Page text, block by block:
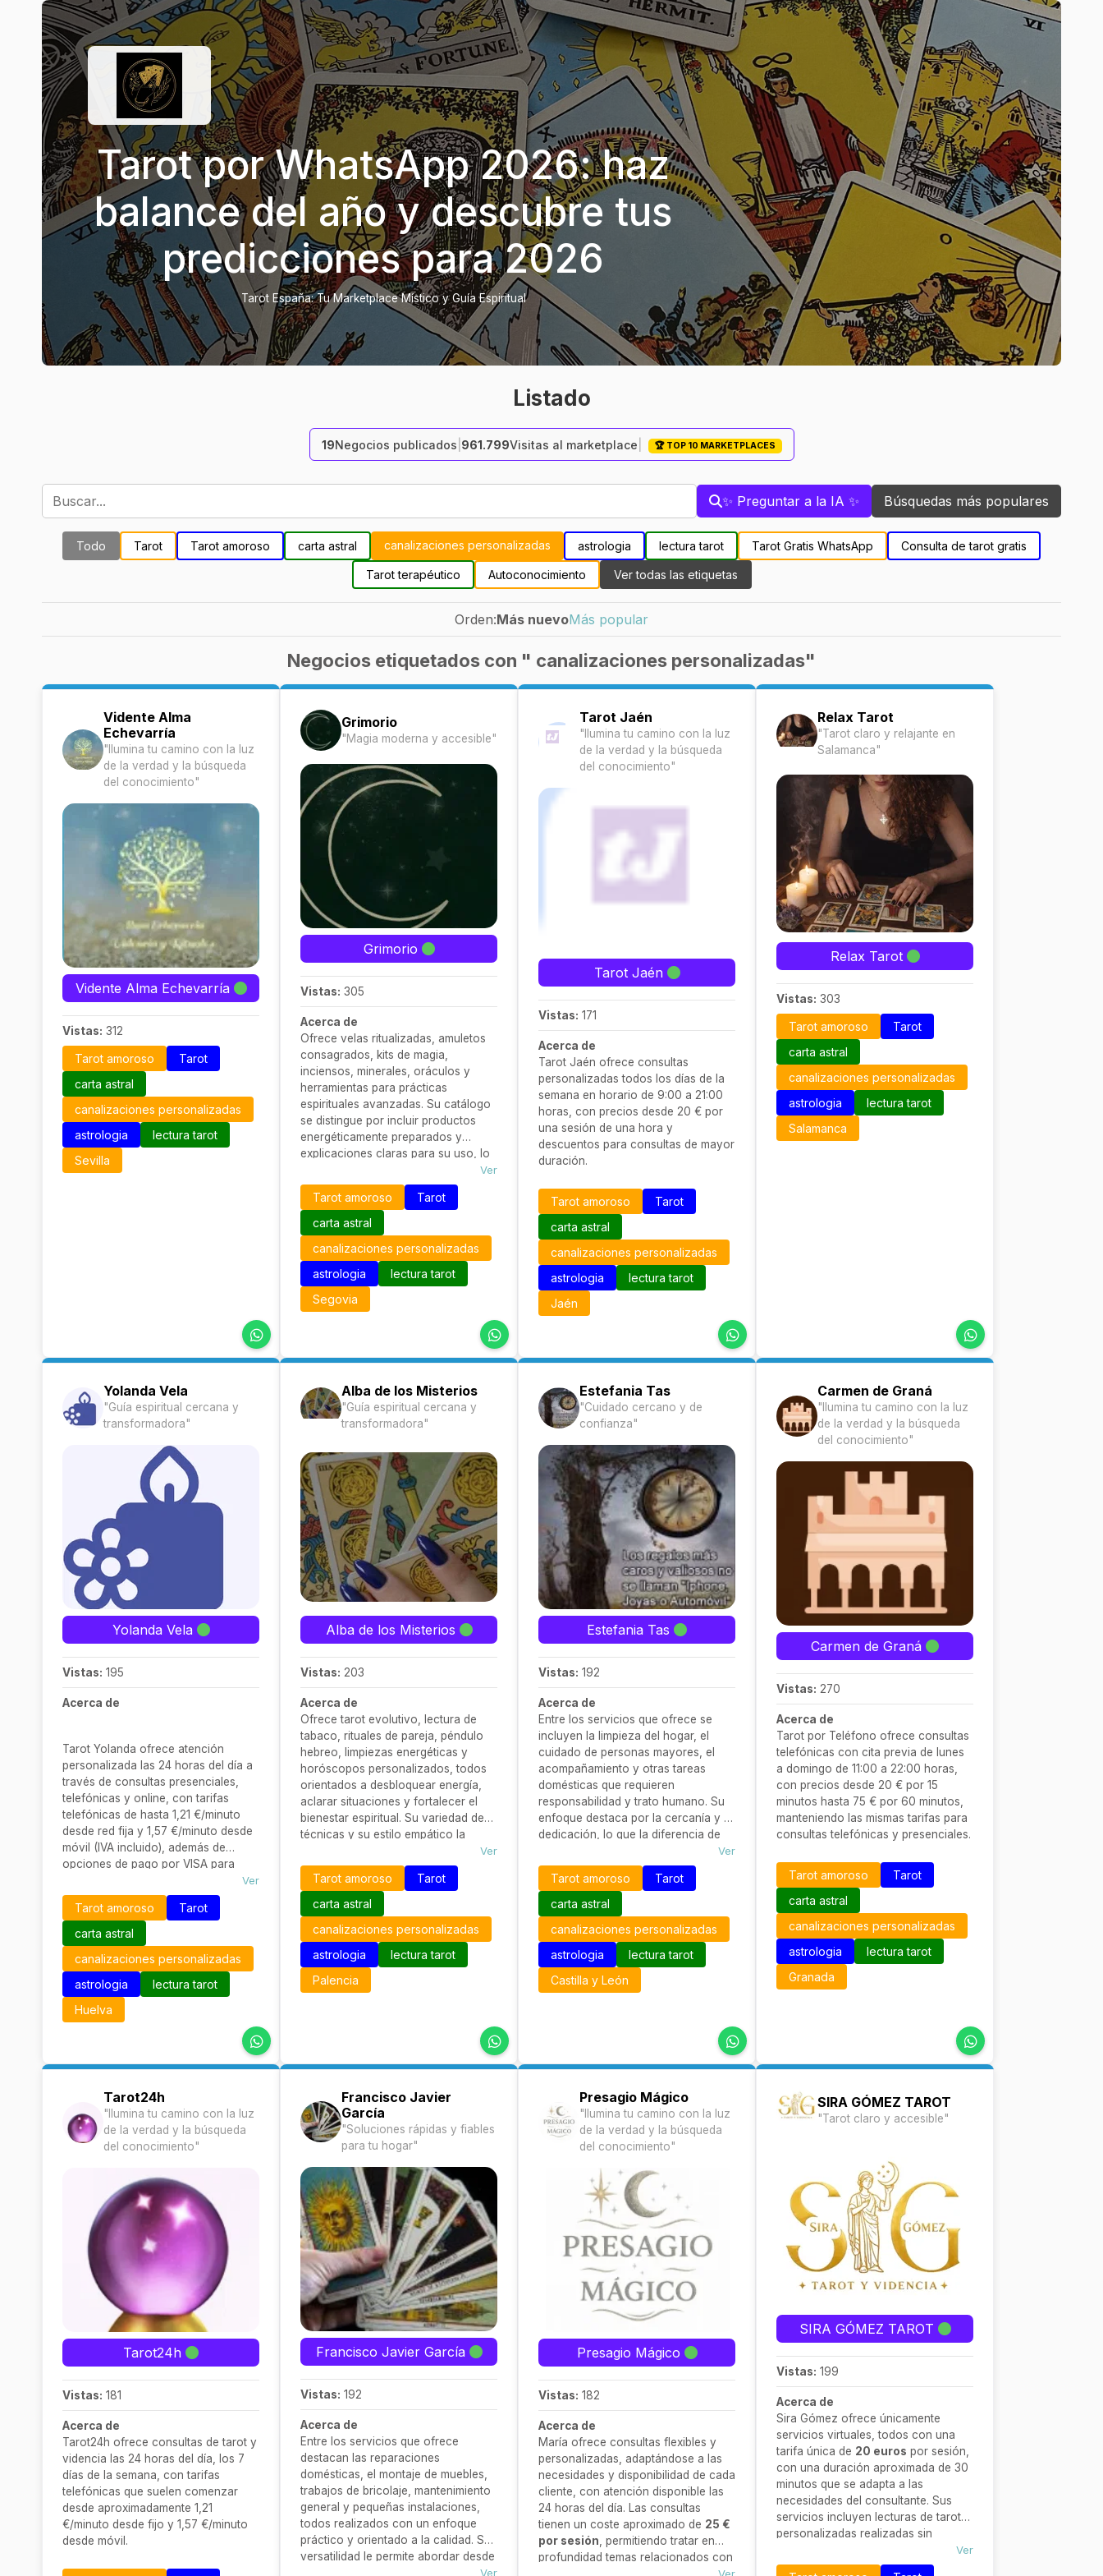
Tarot por WhatsApp 2026: haz
balance del año y descubre tus
predicciones para 2026
Tarot España: Tu Marketplace Místico y Guía Espiritual
Listado
19Negocios publicados 961.799Visitas al marketplace 🏆 TOP 10 MARKETPLACES
✨ Preguntar a la IA ✨ Búsquedas más populares
Todo Tarot Tarot amoroso carta astral canalizaciones personalizadas astrologia lectura tarot Tarot Gratis WhatsApp Consulta de tarot gratis
Tarot terapéutico Autoconocimiento Ver todas las etiquetas
Orden:Más nuevoMás popular
Negocios etiquetados con " canalizaciones personalizadas"
Vidente Alma
Echevarría
"Ilumina tu camino con la luz
de la verdad y la búsqueda
del conocimiento"
Vidente Alma Echevarría
Vistas: 312
Tarot amoroso
Tarot
carta astral
canalizaciones personalizadas
astrologia
lectura tarot
Sevilla
Grimorio
"Magia moderna y accesible"
Grimorio
Vistas: 305
Acerca de
Ofrece velas ritualizadas, amuletos
consagrados, kits de magia,
inciensos, minerales, oráculos y
herramientas para prácticas
espirituales avanzadas. Su catálogo
se distingue por incluir productos
energéticamente preparados y
explicaciones claras para su uso, lo
como a practicantes experimentados
realizar rituales efectivos y
personalizados.
Ver
Tarot amoroso
Tarot
carta astral
canalizaciones personalizadas
astrologia
lectura tarot
Segovia
Tarot Jaén
"Ilumina tu camino con la luz
de la verdad y la búsqueda
del conocimiento"
Tarot Jaén
Vistas: 171
Acerca de
Tarot Jaén ofrece consultas
personalizadas todos los días de la
semana en horario de 9:00 a 21:00
horas, con precios desde 20 € por
una sesión de una hora y
descuentos para consultas de mayor
duración.
Tarot amoroso
Tarot
carta astral
canalizaciones personalizadas
astrologia
lectura tarot
Jaén
Relax Tarot
"Tarot claro y relajante en
Salamanca"
Relax Tarot
Vistas: 303
Tarot amoroso
Tarot
carta astral
canalizaciones personalizadas
astrologia
lectura tarot
Salamanca
Yolanda Vela
"Guía espiritual cercana y
transformadora"
Yolanda Vela
Vistas: 195
Acerca de
Tarot Yolanda ofrece atención
personalizada las 24 horas del día a
través de consultas presenciales,
telefónicas y online, con tarifas
telefónicas de hasta 1,21 €/minuto
desde red fija y 1,57 €/minuto desde
móvil (IVA incluido), además de
opciones de pago por VISA para
Ver
Tarot amoroso
Tarot
carta astral
canalizaciones personalizadas
astrologia
lectura tarot
Huelva
Alba de los Misterios
"Guía espiritual cercana y
transformadora"
Alba de los Misterios
Vistas: 203
Acerca de
Ofrece tarot evolutivo, lectura de
tabaco, rituales de pareja, péndulo
hebreo, limpiezas energéticas y
horóscopos personalizados, todos
orientados a desbloquear energía,
aclarar situaciones y fortalecer el
bienestar espiritual. Su variedad de
técnicas y su estilo empático la
para quienes buscan apoyo
espiritual serio.
Ver
Tarot amoroso
Tarot
carta astral
canalizaciones personalizadas
astrologia
lectura tarot
Palencia
Estefania Tas
"Cuidado cercano y de
confianza"
Estefania Tas
Vistas: 192
Acerca de
Entre los servicios que ofrece se
incluyen la limpieza del hogar, el
cuidado de personas mayores, el
acompañamiento y otras tareas
domésticas que requieren
responsabilidad y trato humano. Su
enfoque destaca por la cercanía y la
dedicación, lo que la diferencia de
convierte en una ayuda valiosa para
familias que buscan confianza y
estabilidad en el día a día.
Ver
Tarot amoroso
Tarot
carta astral
canalizaciones personalizadas
astrologia
lectura tarot
Castilla y León
Carmen de Graná
"Ilumina tu camino con la luz
de la verdad y la búsqueda
del conocimiento"
Carmen de Graná
Vistas: 270
Acerca de
Tarot por Teléfono ofrece consultas
telefónicas con cita previa de lunes
a domingo de 11:00 a 22:00 horas,
con precios desde 20 € por 15
minutos hasta 75 € por 60 minutos,
manteniendo las mismas tarifas para
consultas telefónicas y presenciales.
Tarot amoroso
Tarot
carta astral
canalizaciones personalizadas
astrologia
lectura tarot
Granada
Tarot24h
"Ilumina tu camino con la luz
de la verdad y la búsqueda
del conocimiento"
Tarot24h
Vistas: 181
Acerca de
Tarot24h ofrece consultas de tarot y
videncia las 24 horas del día, los 7
días de la semana, con tarifas
telefónicas que suelen comenzar
desde aproximadamente 1,21
€/minuto desde fijo y 1,57 €/minuto
desde móvil.
Francisco Javier
García
"Soluciones rápidas y fiables
para tu hogar"
Francisco Javier García
Vistas: 192
Acerca de
Entre los servicios que ofrece
destacan las reparaciones
domésticas, el montaje de muebles,
trabajos de bricolaje, mantenimiento
general y pequeñas instalaciones,
todos realizados con un enfoque
práctico y orientado a la calidad. Su
versatilidad le permite abordar desde
tareas sencillas hasta trabajos másVer
Presagio Mágico
"Ilumina tu camino con la luz
de la verdad y la búsqueda
del conocimiento"
Presagio Mágico
Vistas: 182
Acerca de
María ofrece consultas flexibles y
personalizadas, adaptándose a las
necesidades y disponibilidad de cada
cliente, con atención disponible las
24 horas del día. Las consultas
tienen un coste aproximado de 25 €
por sesión , permitiendo tratar en
profundidad temas relacionados con
SIRA GÓMEZ TAROT
"Tarot claro y accesible"
SIRA GÓMEZ TAROT
Vistas: 199
Acerca de
Sira Gómez ofrece únicamente
servicios virtuales, todos con una
tarifa única de 20 euros por sesión,
con una duración aproximada de 30
minutos que se adapta a las
necesidades del consultante. Sus
servicios incluyen lecturas de tarot
personalizadas realizadas sin
presencia física, lo que garantiza
Ver